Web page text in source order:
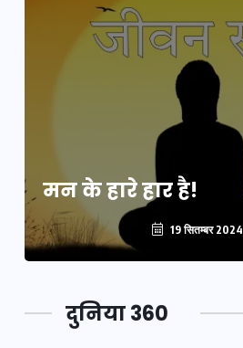
मन के हारे हार है!
19 सितम्बर 2024
दुनिया 360